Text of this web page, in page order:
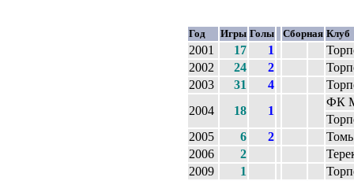
Год Игры Голы Сборная Клуб
2001 17 1
2002
24 2
2003
31 4
2004
18 1
ФК
2005
6 2
Томь
2006
2
2009
1